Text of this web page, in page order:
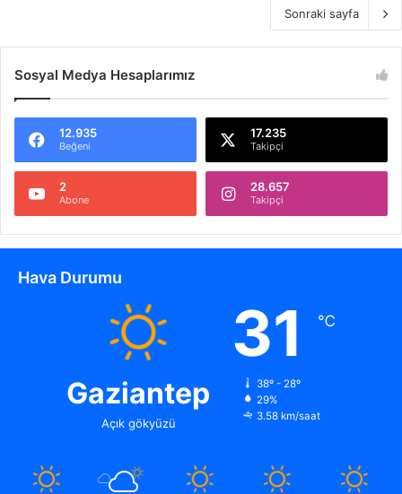
Sonraki sayfa
Sosyal Medya Hesaplarımız
12.935
Beğeni
17.235
Takipçi
2
Abone
28.657
Takipçi
Hava Durumu
Gaziantep
Açık gökyüzü
31 ℃
38º - 28º
29%
3.58 km/saat